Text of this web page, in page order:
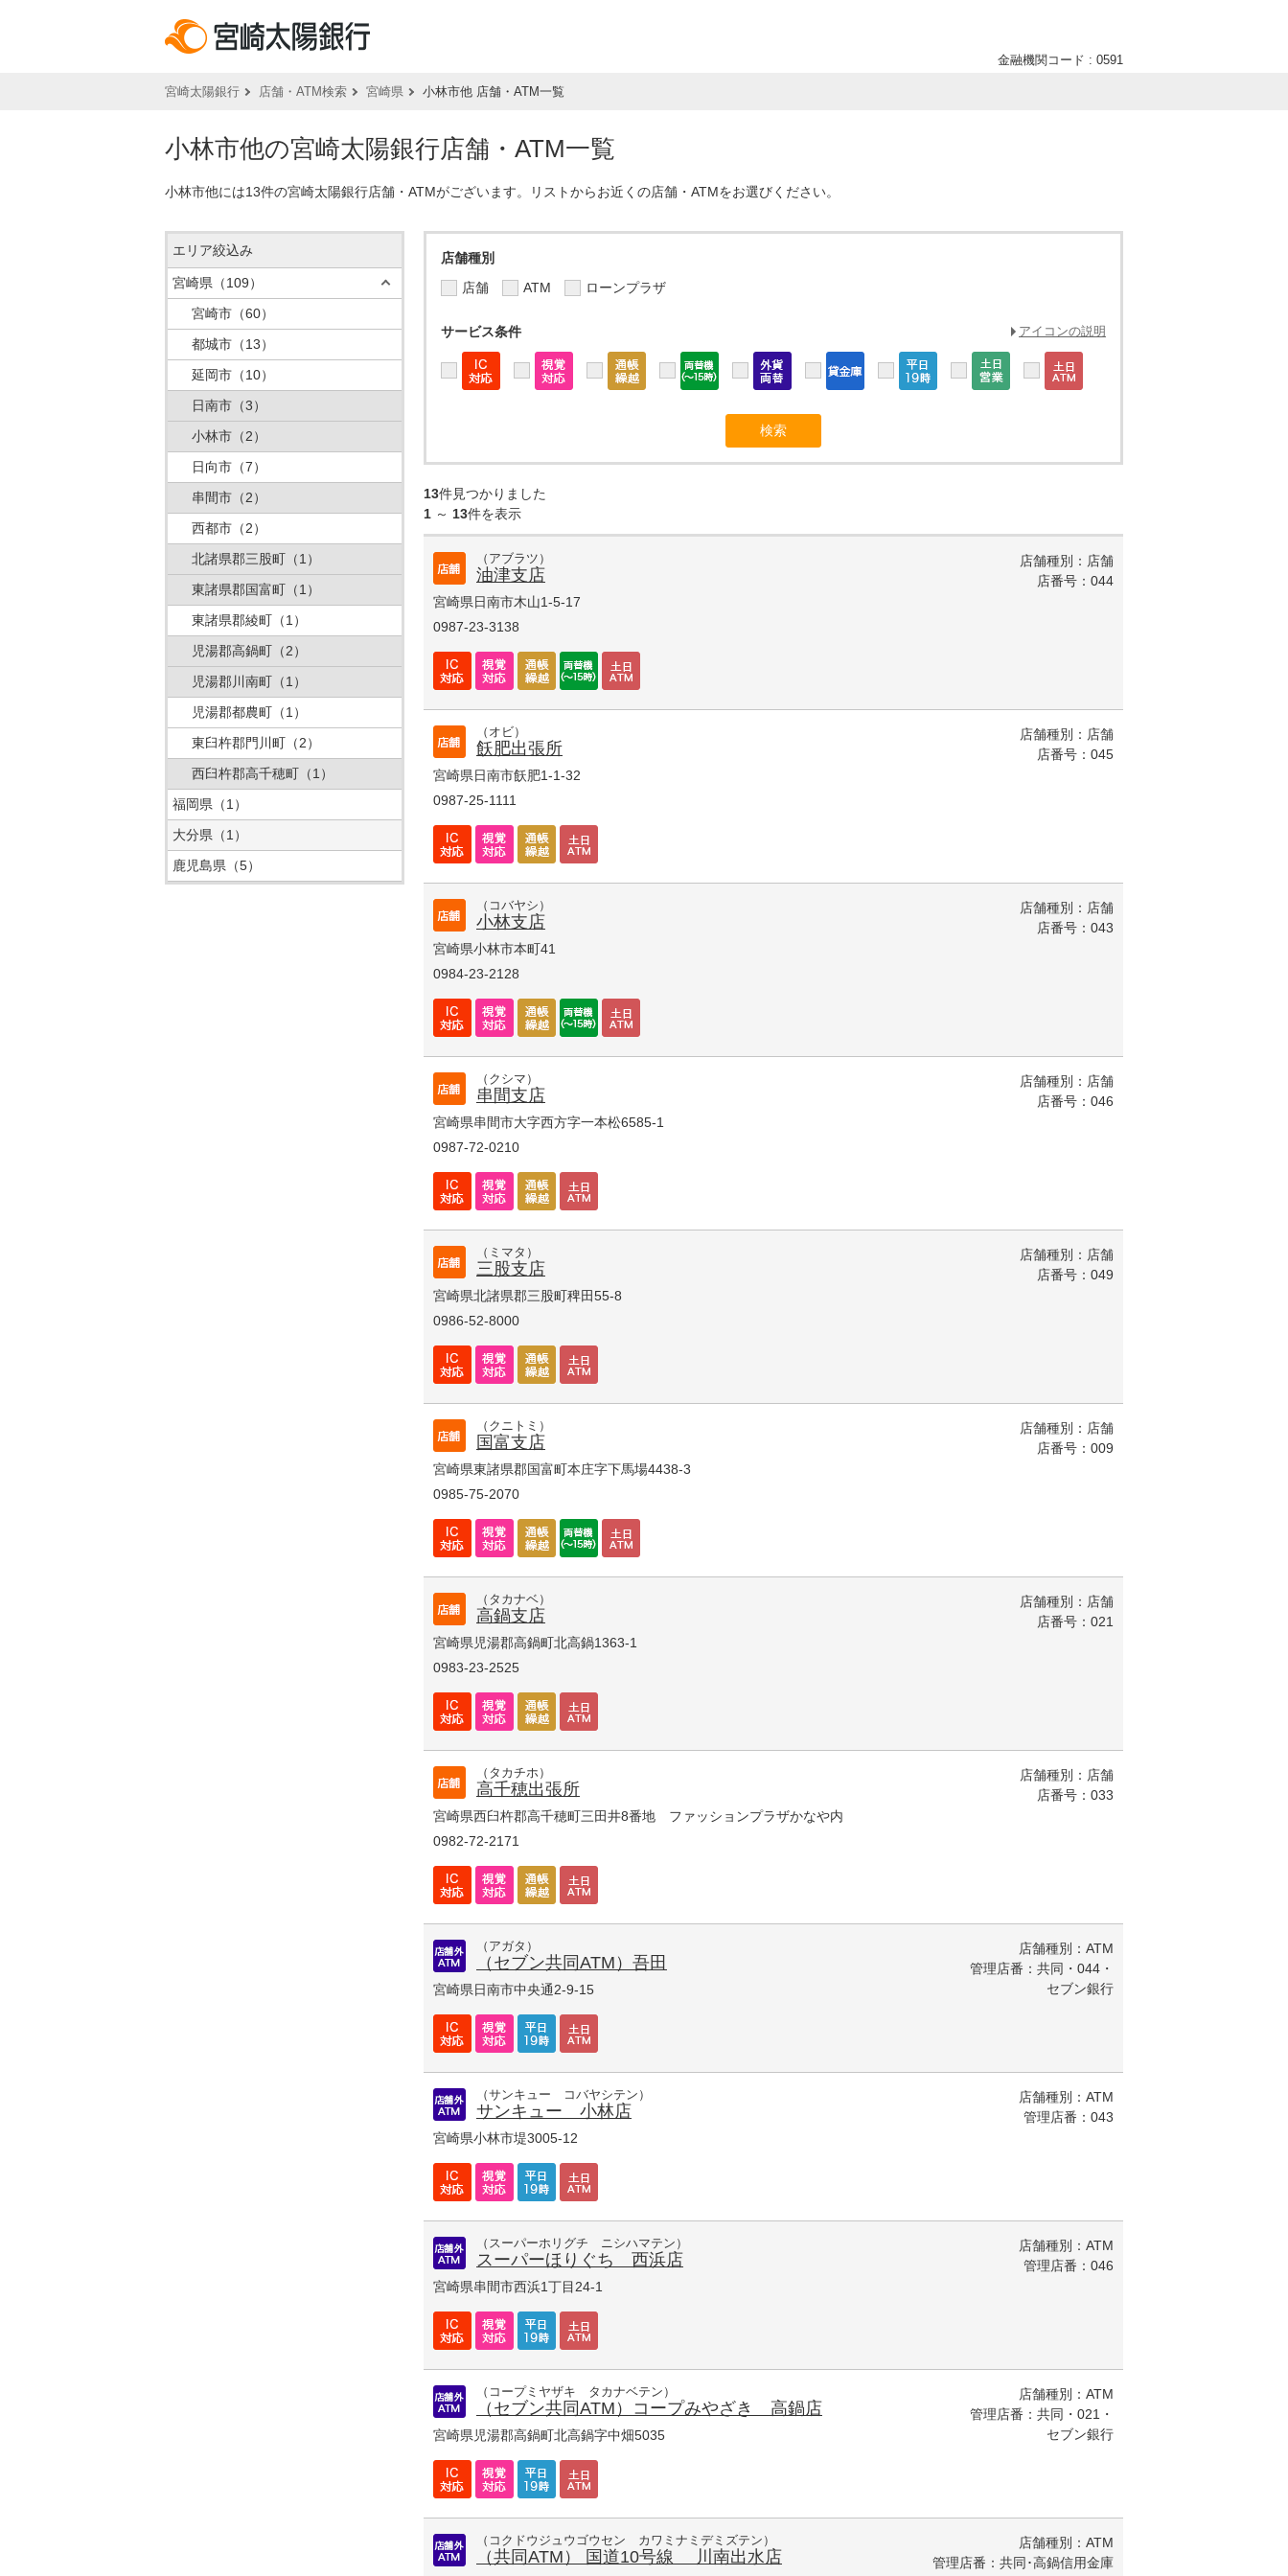
金融機関コード : 0591
宮崎太陽銀行 店舗・ATM検索 宮崎県 小林市他 店舗・ATM一覧
小林市他の宮崎太陽銀行店舗・ATM一覧
小林市他には13件の宮崎太陽銀行店舗・ATMがございます。リストからお近くの店舗・ATMをお選びください。
店舗種別
店舗
ATM ローンプラザ
サービス条件 アイコンの説明
13件見つかりました
1 ～ 13件を表示
（アブラツ）
油津支店
宮崎県日南市木山1-5-17
0987-23-3138
店舗種別：店舗
店番号：044
（オビ）
飫肥出張所
宮崎県日南市飫肥1-1-32
0987-25-1111
店舗種別：店舗
店番号：045
（コバヤシ）
小林支店
宮崎県小林市本町41
0984-23-2128
店舗種別：店舗
店番号：043
（クシマ）
串間支店
宮崎県串間市大字西方字一本松6585-1
0987-72-0210
店舗種別：店舗
店番号：046
（ミマタ）
三股支店
宮崎県北諸県郡三股町稗田55-8
0986-52-8000
店舗種別：店舗
店番号：049
（クニトミ）
国富支店
宮崎県東諸県郡国富町本庄字下馬場4438-3
0985-75-2070
店舗種別：店舗
店番号：009
（タカナベ）
高鍋支店
宮崎県児湯郡高鍋町北高鍋1363-1
0983-23-2525
店舗種別：店舗
店番号：021
（タカチホ）
高千穂出張所
宮崎県西臼杵郡高千穂町三田井8番地 ファッションプラザかなや内
0982-72-2171
店舗種別：店舗
店番号：033
（アガタ）
（セブン共同ATM）吾田
宮崎県日南市中央通2-9-15
店舗種別：ATM
管理店番：共同・044・
セブン銀行
（サンキュー コバヤシテン）
サンキュー 小林店
宮崎県小林市堤3005-12
店舗種別：ATM
管理店番：043
（スーパーホリグチ ニシハマテン）
スーパーほりぐち 西浜店
宮崎県串間市西浜1丁目24-1
店舗種別：ATM
管理店番：046
（コープミヤザキ タカナベテン）
（セブン共同ATM）コープみやざき 高鍋店
宮崎県児湯郡高鍋町北高鍋字中畑5035
店舗種別：ATM
管理店番：共同・021・
セブン銀行
（コクドウジュウゴウセン カワミナミデミズテン）
（共同ATM） 国道10号線 川南出水店
店舗種別：ATM
管理店番：共同･高鍋信用金庫
エリア絞込み
宮崎県 （109）
宮崎市 （60）
都城市 （13）
延岡市 （10）
日南市 （3）
小林市 （2）
日向市 （7）
串間市 （2）
西都市 （2）
北諸県郡三股町 （1）
東諸県郡国富町 （1）
東諸県郡綾町 （1）
児湯郡高鍋町 （2）
児湯郡川南町 （1）
児湯郡都農町 （1）
東臼杵郡門川町 （2）
西臼杵郡高千穂町 （1）
福岡県 （1）
大分県 （1）
鹿児島県 （5）